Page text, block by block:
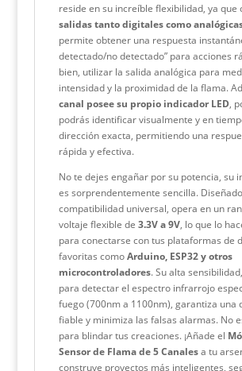
reside en su increíble flexibilidad, ya que
salidas tanto digitales como
permite obtener una respuesta
detectado/no detectado” para acciones
bien, utilizar la salida analógica para
intensidad y la proximidad de la flama.
canal posee su propio indicador LED,
podrás identificar visualmente y en
dirección exacta, permitiendo una
rápida y efectiva.
No te dejes engañar por su potencia, su
es sorprendentemente sencilla.
compatibilidad universal, opera en un
voltaje flexible de 3.3V a 9V, lo que lo
para conectarse con tus plataformas de
favoritas comoArduino, ESP32 y otros
microcontroladores. Su alta
para detectar el espectro infrarrojo
fuego (700nm a 1100nm), garantiza una
fiable y minimiza las falsas alarmas. No
para blindar tus creaciones. ¡Añade el
Sensor de Flama de 5 Canalesa tu
construye proyectos más inteligentes,